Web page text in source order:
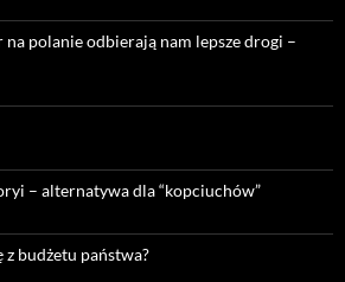
polanie odbierają nam lepsze drogi –
– alternatywa dla “kopciuchów”
budżetu państwa?